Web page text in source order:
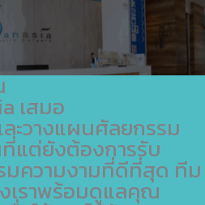
เสมอ
ะวางแผนศัลยกรรม
ต่ยังต้องการรับ
มความงามที่ดีที่สุด ทีม
เราพร้อมดูแลคุณ